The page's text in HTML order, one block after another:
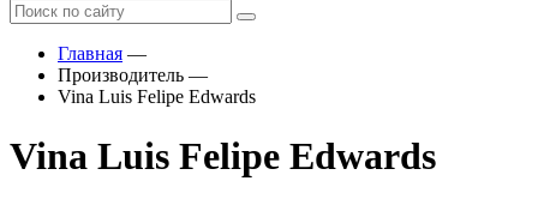
Главная —
Производитель —
Vina Luis Felipe Edwards
Vina Luis Felipe Edwards